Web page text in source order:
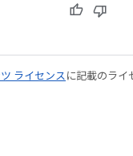
ライセンスに記載のラ